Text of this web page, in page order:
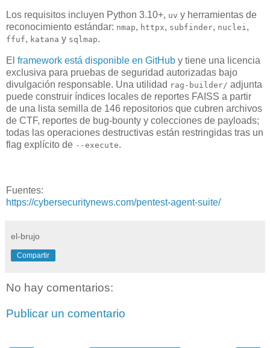
Los requisitos incluyen Python 3.10+, uv y herramientas de
reconocimiento estándar: nmap, httpx, subfinder, nuclei,
ffuf, katana y sqlmap.
El framework está disponible en GitHub y tiene una licencia
exclusiva para pruebas de seguridad autorizadas bajo
divulgación responsable. Una utilidad rag-builder/ adjunta
puede construir índices locales de reportes FAISS a partir
de una lista semilla de 146 repositorios que cubren archivos
de CTF, reportes de bug-bounty y colecciones de payloads;
todas las operaciones destructivas están restringidas tras un
flag explícito de --execute.
Fuentes:
https://cybersecuritynews.com/pentest-agent-suite/
el-brujo
Compartir
No hay comentarios:
Publicar un comentario